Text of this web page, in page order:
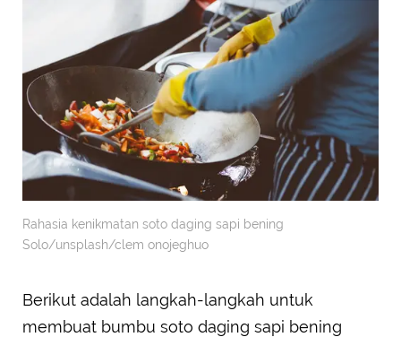
Rahasia kenikmatan soto daging sapi bening
Solo/unsplash/clem onojeghuo
Berikut adalah langkah-langkah untuk
membuat bumbu soto daging sapi bening